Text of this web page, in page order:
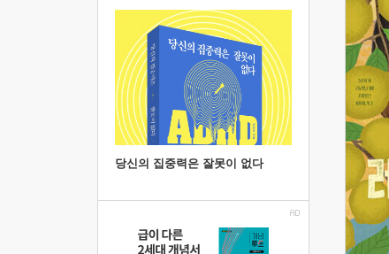
당신의 집중력은 잘못이 없다